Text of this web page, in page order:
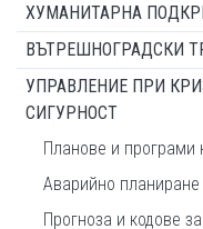
ХУМАНИТАРНА
ВЪТРЕШНОГРАДСКИ
УПРАВЛЕНИЕ ПРИ
СИГУРНОСТ
Планове и програми
Аварийно планиране
Прогноза и кодове